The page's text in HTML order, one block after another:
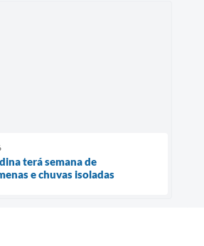
terá semana de
e chuvas isoladas